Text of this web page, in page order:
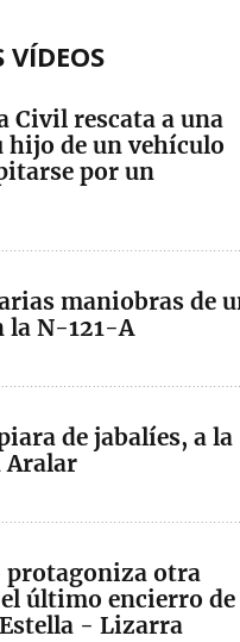
VÍDEOS
Civil rescata a una
hijo de un vehículo
por un
maniobras de
la N-121-A
de jabalíes, a la
Aralar
protagoniza otra
último encierro de
- Lizarra